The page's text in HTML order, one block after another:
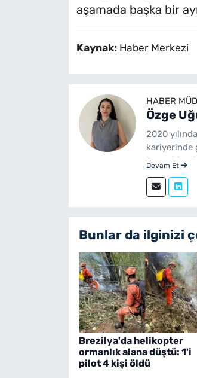
aşamada başka bir
Kaynak: Haber Merkezi
HABER
Özge
2020
kariyerinde
üzere
Devam Et
Bunlar da ilginizi
Brezilya'da helikopter
ormanlık alana düştü: 1'i
pilot 4 kişi öldü